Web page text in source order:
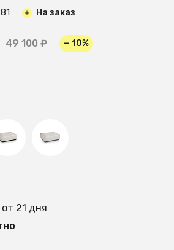
На заказ
49 100 ₽ — 10%
21 дня